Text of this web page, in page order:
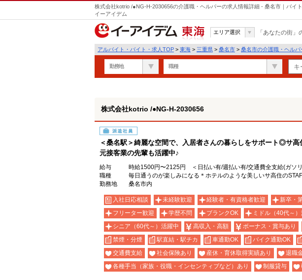
株式会社kotrio /●NG-H-2030656の介護職・ヘルパーの求人情報詳細 - 桑名市｜バイ
イーアイデム
東海
エリア選択 「あなたの街
アルバイト・バイト・求人TOP > 東海 > 三重県 > 桑名市 > 桑名市の介護職・ヘルパ
勤務地 職種
株式会社kotrio /●NG-H-2030656
派遣社員
＜桑名駅＞綺麗な空間で、入居者さんの暮らしをサポート◎サ高
元接客業の先輩も活躍中♪
給与
時給1500円〜2125円 ＜日払い有/週払い有/交通費全支給(ガソ
職種
毎日通うのが楽しみになる＊ホテルのような美しいサ高住の
勤務地
桑名市内
入社日応相談 未経験歓迎 経験者・有資格者歓迎 新卒・
フリーター歓迎
学歴不問 ブランクOK ミドル（40代～
シニア（60代～）活躍中
高収入・高額 ボーナス・賞与あり
禁煙・分煙
駅直結・駅チカ 車通勤OK バイク通勤OK
交通費支給
社会保険あり 産休・育休取得実績あり
退職
各種手当（家族・役職・インセンティブなど）あり
制服貸与